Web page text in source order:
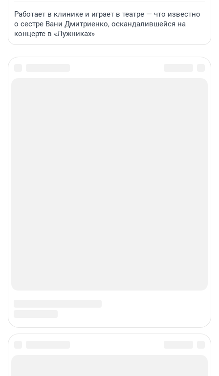
Работает в клинике и играет в театре — что известно
о сестре Вани Дмитриенко, оскандалившейся на
концерте в «Лужниках»